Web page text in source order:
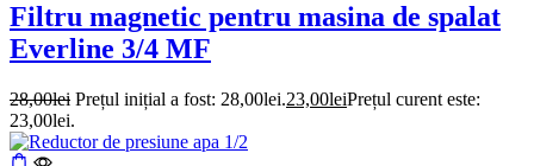
Filtru magnetic pentru masina de spalat
Everline 3/4 MF
28,00lei Prețul inițial a fost: 28,00lei.23,00leiPrețul curent este:
23,00lei.